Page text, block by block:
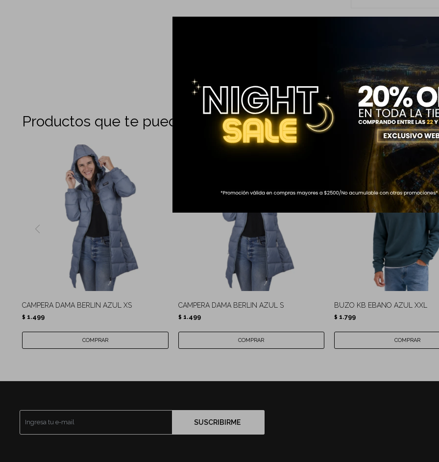
Productos que te pueden interesar
CAMPERA DAMA BERLIN AZUL XS
$ 1.499
CAMPERA DAMA BERLIN AZUL S
$ 1.499
BUZO KB EBANO AZUL XXL
$ 1.799
SUSCRIBIRME